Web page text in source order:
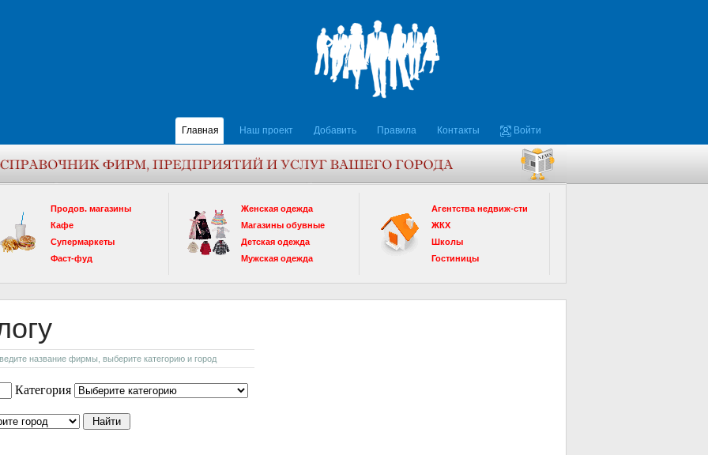
Главная Наш проект Добавить Правила Контакты Войти
Продов. магазины
Кафе
Супермаркеты
Фаст-фуд
Женская одежда
Магазины обувные
Детская одежда
Мужская одежда
Агентства недвиж-сти
ЖКХ
Школы
Гостиницы
название фирмы, выберите категорию и город
Категория